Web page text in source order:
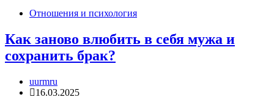
Отношения и психология
Как заново влюбить в себя мужа и
сохранить брак?
uurmru
16.03.2025